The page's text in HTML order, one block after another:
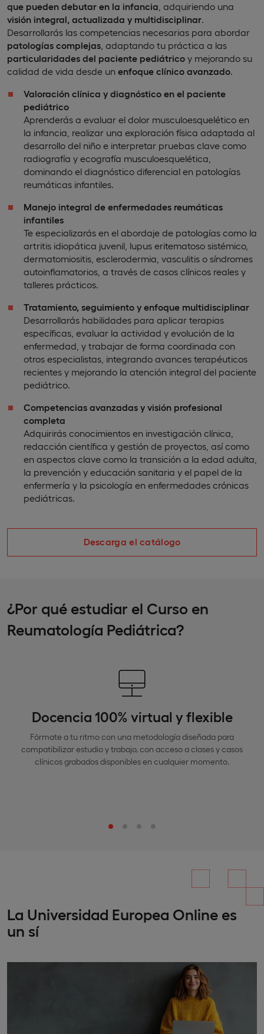
que pueden debutar en la infancia , adquiriendo una
visión integral, actualizada y multidisciplinar.
Desarrollarás las competencias necesarias para abordar
patologías complejas , adaptando tu práctica a las
particularidades del paciente pediátrico y mejorando su
calidad de vida desde un enfoque clínico avanzado.
Valoración clínica y diagnóstico en el paciente
pediátrico
Aprenderás a evaluar el dolor musculoesquelético en
la infancia, realizar una exploración física adaptada al
desarrollo del niño e interpretar pruebas clave como
radiografía y ecografía musculoesquelética,
dominando el diagnóstico diferencial en patologías
reumáticas infantiles.
Manejo integral de enfermedades reumáticas
infantiles
Te especializarás en el abordaje de patologías como la
artritis idiopática juvenil, lupus eritematoso sistémico,
dermatomiositis, esclerodermia, vasculitis o síndromes
autoinflamatorios, a través de casos clínicos reales y
talleres prácticos.
Tratamiento, seguimiento y enfoque multidisciplinar
Desarrollarás habilidades para aplicar terapias
específicas, evaluar la actividad y evolución de la
enfermedad, y trabajar de forma coordinada con
otros especialistas, integrando avances terapéuticos
recientes y mejorando la atención integral del paciente
pediátrico.
Competencias avanzadas y visión profesional
completa
Adquirirás conocimientos en investigación clínica,
redacción científica y gestión de proyectos, así como
en aspectos clave como la transición a la edad adulta,
la prevención y educación sanitaria y el papel de la
enfermería y la psicología en enfermedades crónicas
pediátricas.
Descarga el catálogo
¿Por qué estudiar el Curso en
Reumatología Pediátrica?
Docencia 100% virtual y flexible
Fórmate a tu ritmo con una metodología diseñada para
compatibilizar estudio y trabajo, con acceso a clases y casos
clínicos grabados disponibles en cualquier momento.
La Universidad Europea Online es
un sí